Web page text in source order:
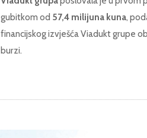
gubitkom od 57,4 milijuna kuna,
financijskog izvješća Viadukt grupe
burzi.